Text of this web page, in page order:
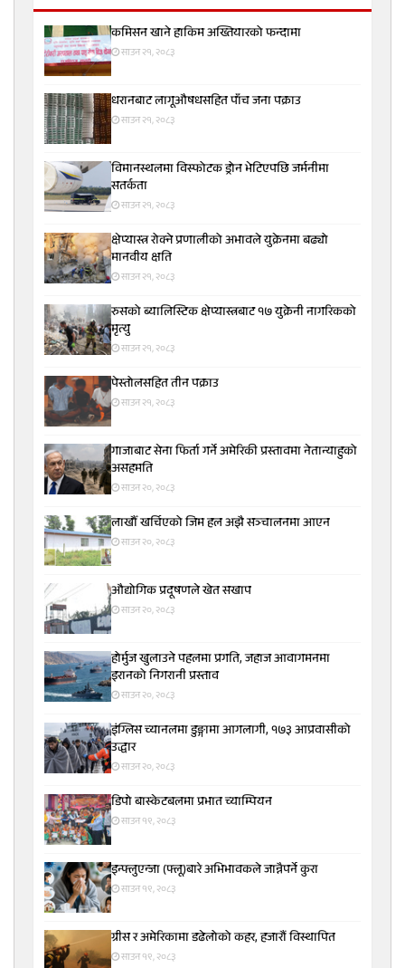
कमिसन खाने हाकिम अख्तियारको फन्दामा
साउन २१, २०८३
धरानबाट लागूऔषधसहित पाँच जना पक्राउ
साउन २१, २०८३
विमानस्थलमा विस्फोटक ड्रोन भेटिएपछि जर्मनीमा
सतर्कता
साउन २१, २०८३
क्षेप्यास्त्र रोक्ने प्रणालीको अभावले युक्रेनमा बढ्यो
मानवीय क्षति
साउन २१, २०८३
रुसको ब्यालिस्टिक क्षेप्यास्त्रबाट १७ युक्रेनी नागरिकको
मृत्यु
साउन २१, २०८३
पेस्तोलसहित तीन पक्राउ
साउन २१, २०८३
गाजाबाट सेना फिर्ता गर्ने अमेरिकी प्रस्तावमा नेतान्याहुको
असहमति
साउन २०, २०८३
लाखौँ खर्चिएको जिम हल अझै सञ्चालनमा आएन
साउन २०, २०८३
औद्योगिक प्रदूषणले खेत सखाप
साउन २०, २०८३
होर्मुज खुलाउने पहलमा प्रगति, जहाज आवागमनमा
इरानको निगरानी प्रस्ताव
साउन २०, २०८३
इंग्लिस च्यानलमा डुङ्गामा आगलागी, १७३ आप्रवासीको
उद्धार
साउन २०, २०८३
डिपो बास्केटबलमा प्रभात च्याम्पियन
साउन १९, २०८३
इन्फ्लुएन्जा (फ्लू)बारे अभिभावकले जान्नैपर्ने कुरा
साउन १९, २०८३
ग्रीस र अमेरिकामा डढेलोको कहर, हजारौं विस्थापित
साउन १९, २०८३